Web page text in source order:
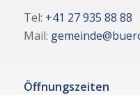
Tel: +41 27 935 88 88
Mail:
Öffnungszeiten